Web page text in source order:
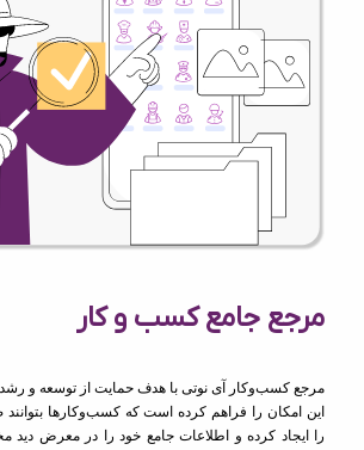
مرجع جامع کسب و کار
مرجع کسب‌وکار آی نوتی با هدف حمایت از توسعه و
این امکان را فراهم کرده است که کسب‌وکارها
را ایجاد کرده و اطلاعات جامع خود را در معرض دید